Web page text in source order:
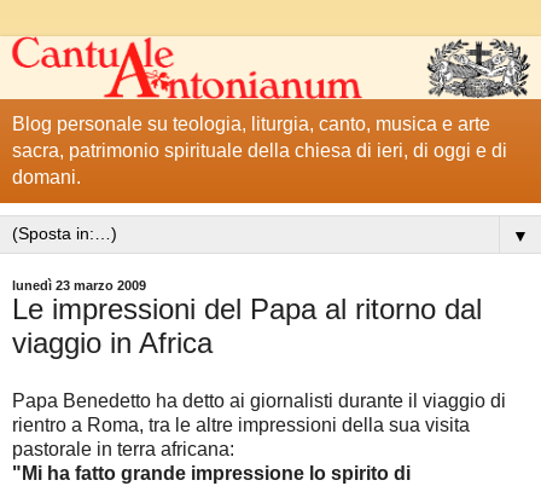
Blog personale su teologia, liturgia, canto, musica e arte
sacra, patrimonio spirituale della chiesa di ieri, di oggi e di
domani.
▼
lunedì 23 marzo 2009
Le impressioni del Papa al ritorno dal
viaggio in Africa
Papa Benedetto ha detto ai giornalisti durante il viaggio di
rientro a Roma, tra le altre impressioni della sua visita
pastorale in terra africana:
"Mi ha fatto grande impressione lo spirito di